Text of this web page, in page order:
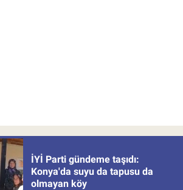
İYİ Parti gündeme taşıdı:
Konya'da suyu da tapusu da
olmayan köy